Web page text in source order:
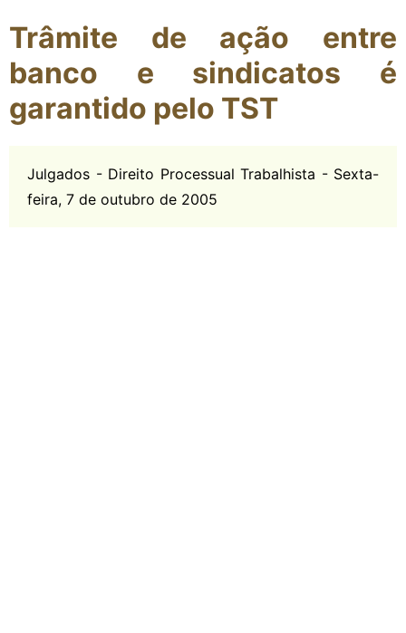
Trâmite de ação entre
banco e sindicatos é
garantido pelo TST
Julgados - Direito Processual Trabalhista - Sexta-
feira, 7 de outubro de 2005